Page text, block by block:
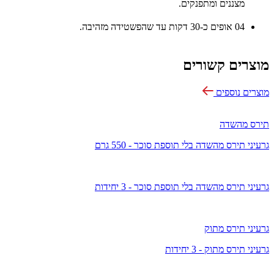
מצננים ומתפנקים.
04 אופים כ-30 דקות עד שהפשטידה מזהיבה.
מוצרים קשורים
מוצרים נוספים
תירס מהשדה
גרעיני תירס מהשדה בלי תוספת סוכר - 550 גרם
גרעיני תירס מהשדה בלי תוספת סוכר - 3 יחידות
גרעיני תירס מתוק
גרעיני תירס מתוק - 3 יחידות